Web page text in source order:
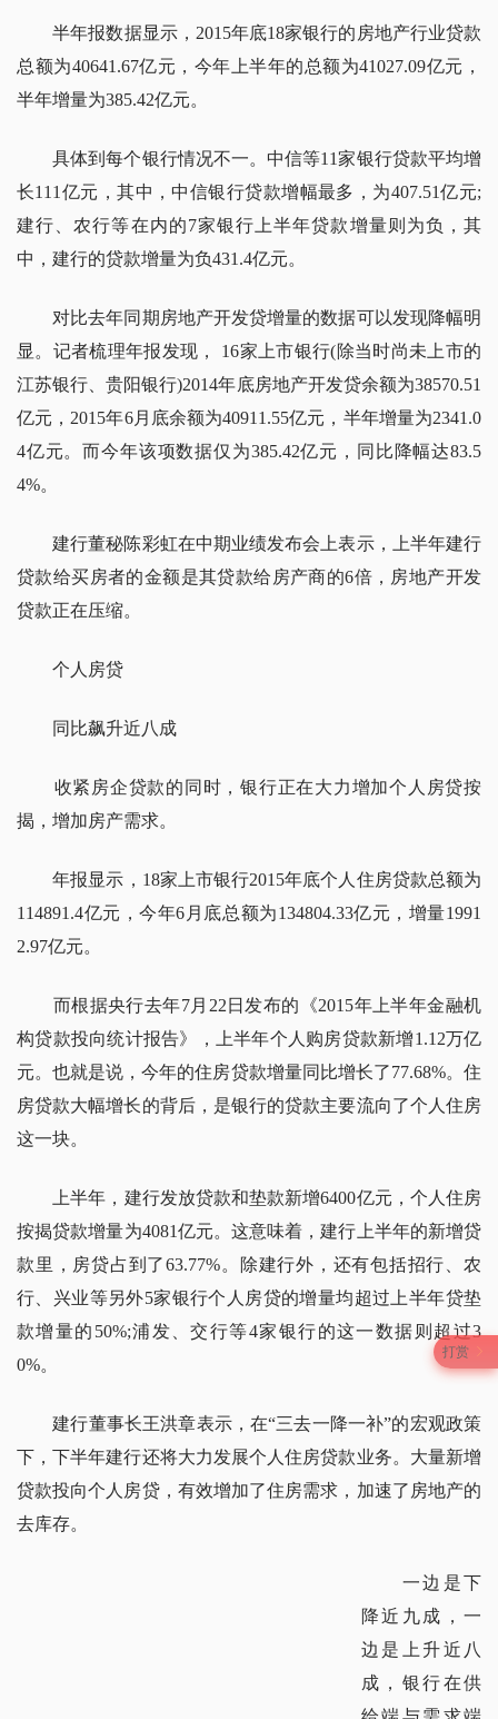
打赏
半年报数据显示，2015年底18家银行的房地产行业贷款
总额为40641.67亿元，今年上半年的总额为41027.09亿元，
半年增量为385.42亿元。
具体到每个银行情况不一。中信等11家银行贷款平均增
长111亿元，其中，中信银行贷款增幅最多，为407.51亿元;
建行、农行等在内的7家银行上半年贷款增量则为负，其
中，建行的贷款增量为负431.4亿元。
对比去年同期房地产开发贷增量的数据可以发现降幅明
显。记者梳理年报发现， 16家上市银行(除当时尚未上市的
江苏银行、贵阳银行)2014年底房地产开发贷余额为38570.51
亿元，2015年6月底余额为40911.55亿元，半年增量为2341.0
4亿元。而今年该项数据仅为385.42亿元，同比降幅达83.5
4%。
建行董秘陈彩虹在中期业绩发布会上表示，上半年建行
贷款给买房者的金额是其贷款给房产商的6倍，房地产开发
贷款正在压缩。
个人房贷
同比飙升近八成
收紧房企贷款的同时，银行正在大力增加个人房贷按
揭，增加房产需求。
年报显示，18家上市银行2015年底个人住房贷款总额为
114891.4亿元，今年6月底总额为134804.33亿元，增量1991
2.97亿元。
而根据央行去年7月22日发布的《2015年上半年金融机
构贷款投向统计报告》，上半年个人购房贷款新增1.12万亿
元。也就是说，今年的住房贷款增量同比增长了77.68%。住
房贷款大幅增长的背后，是银行的贷款主要流向了个人住房
这一块。
上半年，建行发放贷款和垫款新增6400亿元，个人住房
按揭贷款增量为4081亿元。这意味着，建行上半年的新增贷
款里，房贷占到了63.77%。除建行外，还有包括招行、农
行、兴业等另外5家银行个人房贷的增量均超过上半年贷垫
款增量的50%;浦发、交行等4家银行的这一数据则超过3
0%。
建行董事长王洪章表示，在“三去一降一补”的宏观政策
下，下半年建行还将大力发展个人住房贷款业务。大量新增
贷款投向个人房贷，有效增加了住房需求，加速了房地产的
去库存。
一边是下
降近九成，一
边是上升近八
成，银行在供